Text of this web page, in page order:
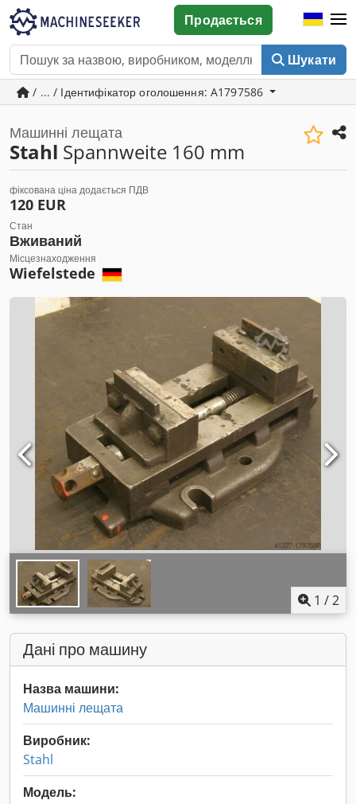
Шукати
Продається
/ ... / Ідентифікатор оголошення: A1797586
Машинні лещата
Stahl Spannweite 160 mm
фіксована ціна додається ПДВ
120 EUR
Стан
Вживаний
Місцезнаходження
Wiefelstede
1 /2
Дані про машину
Назва машини:
Машинні лещата
Виробник:
Stahl
Модель: